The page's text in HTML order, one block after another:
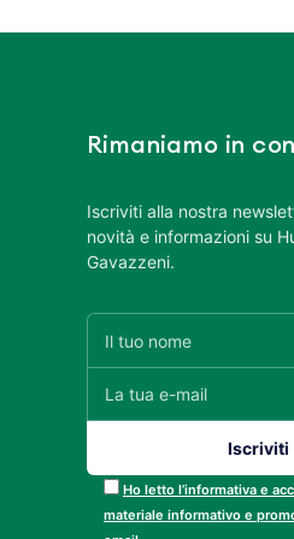
Rimaniamo in
Iscriviti alla nostra
novità e informazioni su
Gavazzeni.
Ho letto l’informativa e
materiale informativo e